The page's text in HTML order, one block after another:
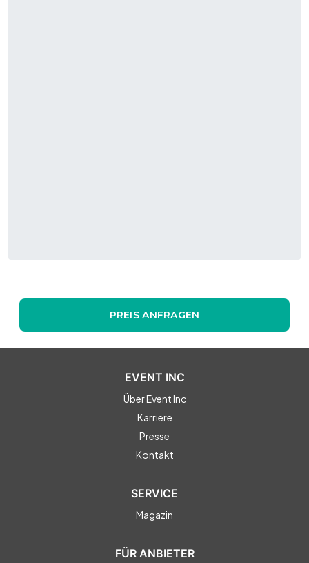
PREIS ANFRAGEN
EVENT INC
Über Event Inc
Karriere
Presse
Kontakt
SERVICE
Magazin
FÜR ANBIETER